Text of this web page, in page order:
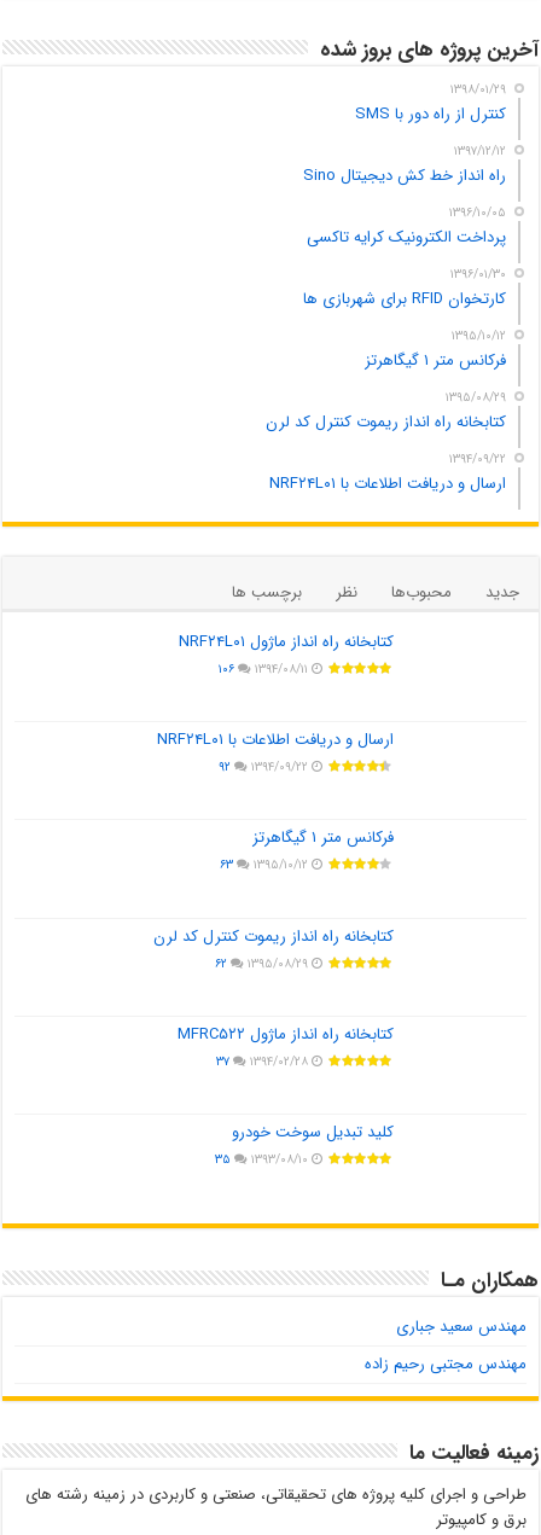
آخرین پروژه های بروز شده
۱۳۹۸/۰۱/۲۹
کنترل از راه دور با SMS
۱۳۹۷/۱۲/۱۲
راه انداز خط کش دیجیتال Sino
۱۳۹۶/۱۰/۰۵
پرداخت الکترونیک کرایه تاکسی
۱۳۹۶/۰۱/۳۰
کارتخوان RFID برای شهربازی ها
۱۳۹۵/۱۰/۱۲
فرکانس متر ۱ گیگاهرتز
۱۳۹۵/۰۸/۲۹
کتابخانه راه انداز ریموت کنترل کد لرن
۱۳۹۴/۰۹/۲۲
ارسال و دریافت اطلاعات با NRF۲۴L۰۱
جدید محبوب‌ها نظر
برچسب ها
کتابخانه راه انداز ماژول NRF۲۴L۰۱
۱۳۹۴/۰۸/۱۱ ۱۰۶
ارسال و دریافت اطلاعات با NRF۲۴L۰۱
۱۳۹۴/۰۹/۲۲ ۹۲
فرکانس متر ۱ گیگاهرتز
۱۳۹۵/۱۰/۱۲ ۶۳
کتابخانه راه انداز ریموت کنترل کد لرن
۱۳۹۵/۰۸/۲۹ ۶۲
کتابخانه راه انداز ماژول MFRC۵۲۲
۱۳۹۴/۰۲/۲۸ ۳۷
کلید تبدیل سوخت خودرو
۱۳۹۳/۰۸/۱۰ ۳۵
همکاران مـا
مهندس سعید جباری
مهندس مجتبی رحیم زاده
زمینه فعالیت ما
طراحی و اجرای کلیه پروژه های تحقیقاتی، صنعتی و کاربردی در زمینه رشته های
برق و کامپیوتر